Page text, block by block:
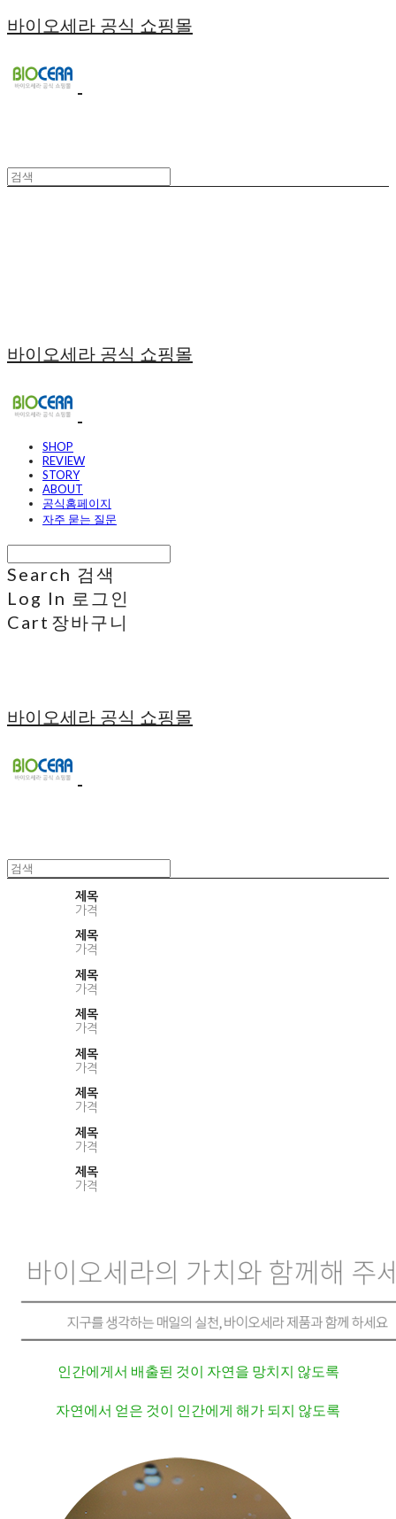
바이오세라 공식 쇼핑몰
바이오세라 공식 쇼핑몰
SHOP
REVIEW
STORY
ABOUT
공식홈페이지
자주 묻는 질문
Search 검색
Log In 로그인
Cart 장바구니
바이오세라 공식 쇼핑몰
제목
가격
제목
가격
제목
가격
제목
가격
제목
가격
제목
가격
제목
가격
제목
가격
인간에게서 배출된 것이 자연을 망치지 않도록
자연에서 얻은 것이 인간에게 해가 되지 않도록